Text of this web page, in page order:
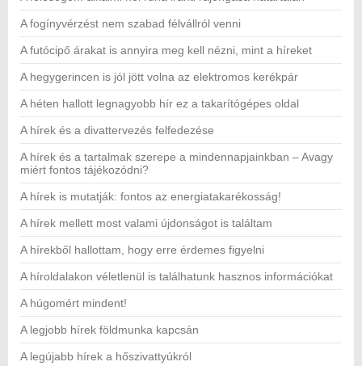
A fogínyvérzést nem szabad félvállról venni
A futócipő árakat is annyira meg kell nézni, mint a híreket
A hegygerincen is jól jött volna az elektromos kerékpár
A héten hallott legnagyobb hír ez a takarítógépes oldal
A hírek és a divattervezés felfedezése
A hírek és a tartalmak szerepe a mindennapjainkban – Avagy
miért fontos tájékozódni?
A hírek is mutatják: fontos az energiatakarékosság!
A hírek mellett most valami újdonságot is találtam
A hírekből hallottam, hogy erre érdemes figyelni
A híroldalakon véletlenül is találhatunk hasznos információkat
A húgomért mindent!
A legjobb hírek földmunka kapcsán
A legújabb hírek a hőszivattyúkról